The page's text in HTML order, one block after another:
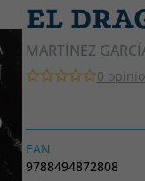
EL
MARTÍNEZ
0
EAN
9788494872808